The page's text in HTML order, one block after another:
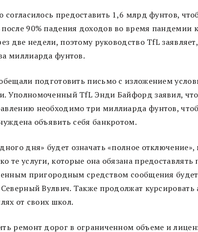
согласилось предоставить 1,6 млрд фунтов,
90% падения доходов во время пандемии
две недели, поэтому руководство TfL
миллиарда фунтов.
подготовить письмо с изложением
Уполномоченный TfL Энди Байфорд заявил, что
необходимо три миллиарда фунтов,
объявить себя банкротом.
дня» будет означать «полное
те услуги, которые она обязана предоставлять
пригородным средством сообщения
Северный Вулвич. Также продолжат
от своих школ.
ремонт дорог в ограниченном объеме и